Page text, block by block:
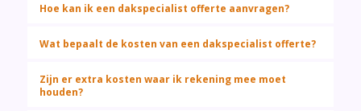
Hoe kan ik een dakspecialist offerte aanvragen?
Wat bepaalt de kosten van een dakspecialist offerte?
Zijn er extra kosten waar ik rekening mee moet
houden?